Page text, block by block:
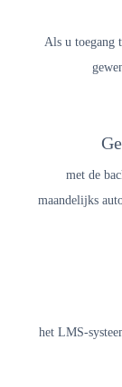
Als u toegang
met de
maandelijks
het LMS-